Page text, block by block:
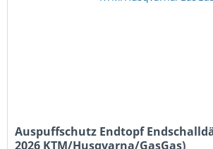
Auspuffschutz Endtopf
2026 KTM/Husqvarna/GasGas)